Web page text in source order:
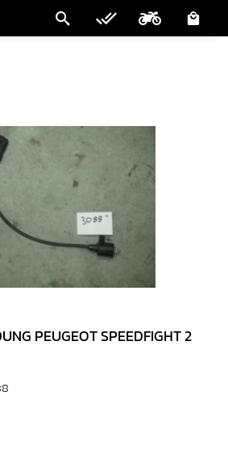
PEUGEOT SPEEDFIGHT 2